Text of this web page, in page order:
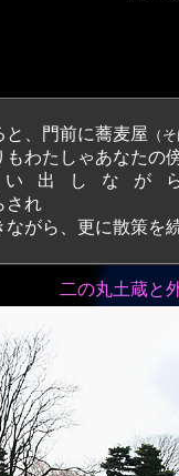
、門前に蕎麦屋 （
もわたしゃあなたの
出しなが
され
がら、更に散策を
二の丸土蔵と